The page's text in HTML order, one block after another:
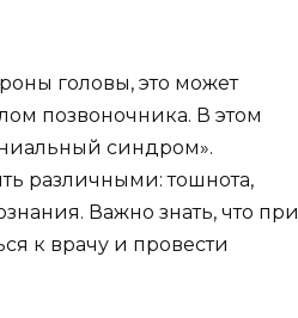
головы, это может
позвоночника. В этом
синдром».
различными: тошнота,
Важно знать, что при
к врачу и провести